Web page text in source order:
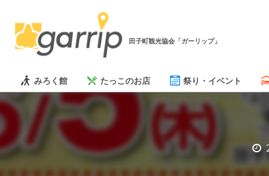
田子町観光協会「ガーリップ」
みろく館 たっこのお店 祭り・イベント